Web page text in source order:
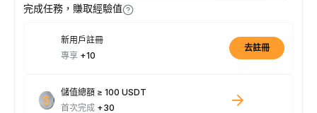
完成任務，賺取經驗值
新用戶註冊
專享 +10
去註冊
儲值總額 ≥ 100 USDT
首次完成 +30